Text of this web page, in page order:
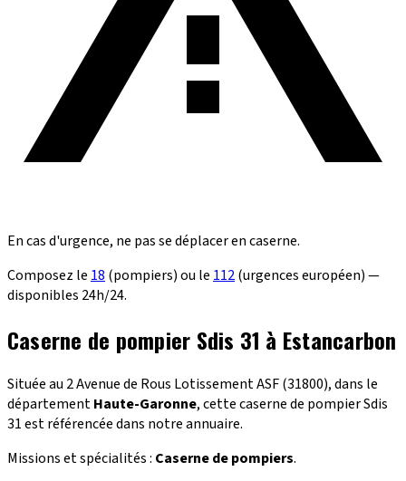
En cas d'urgence, ne pas se déplacer en caserne.
Composez le 18 (pompiers) ou le 112(urgences européen) —
disponibles 24h/24.
Caserne de pompier Sdis 31 à Estancarbon
Située au 2 Avenue de Rous Lotissement ASF (31800), dans le
départementHaute-Garonne, cette caserne de pompier Sdis
31 est référencée dans notre annuaire.
Missions et spécialités : Caserne de pompiers.